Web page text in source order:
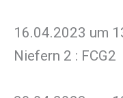
16.04.2023
Niefern 2 : FCG2